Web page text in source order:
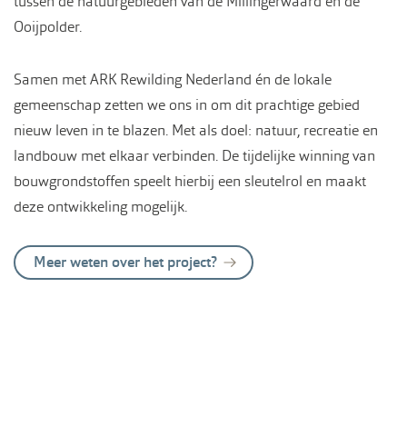
Ooijpolder.
Samen met ARK Rewilding Nederland én de lokale
gemeenschap zetten we ons in om dit prachtige gebied
nieuw leven in te blazen. Met als doel: natuur, recreatie en
landbouw met elkaar verbinden. De tijdelijke winning van
bouwgrondstoffen speelt hierbij een sleutelrol en maakt
deze ontwikkeling mogelijk.
Meer weten over het project?